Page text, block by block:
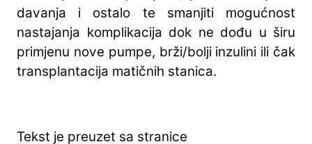
davanja i ostalo te smanjiti mogućnost
nastajanja komplikacija dok ne dođu u širu
primjenu nove pumpe, brži/bolji inzulini ili čak
transplantacija matičnih stanica.
Tekst je preuzet sa stranice